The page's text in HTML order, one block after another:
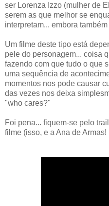
ser Lorenza Izzo (mulher de
serem as que melhor se
interpretam... embora
Um filme deste tipo está
pele do personagem... coisa
fazendo com que tudo o que
uma sequência de
momentos nos pode causar
das vezes nos deixa
"who cares?"
Foi pena... fiquem-se pelo
filme (isso, e a Ana de Armas!